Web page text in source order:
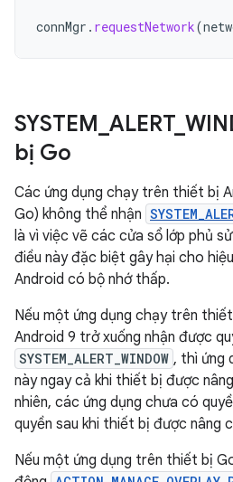
connMgr . requestNetwork(
SYSTEM ALERT_
bị Go
Các ứng dụng chạy trên thiết bị
Go) không thể nhận
là vì việc vẽ các cửa sổ lớp phủ
điều này đặc biệt gây hại cho
Android có bộ nhớ thấp.
Nếu một ứng dụng chạy trên
Android 9 trở xuống nhận được
SYSTEM_ALERT_WINDOW , thì ứng
này ngay cả khi thiết bị được
nhiên, các ứng dụng chưa có
quyền sau khi thiết bị được nâng
Nếu một ứng dụng trên thiết bị